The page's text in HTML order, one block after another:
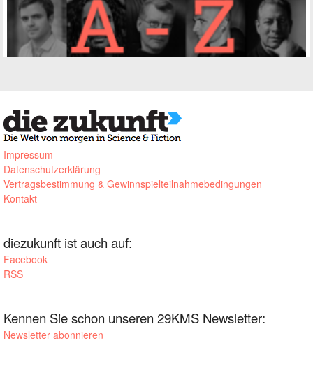
Impressum
Datenschutzerklärung
Vertragsbestimmung & Gewinnspielteilnahmebedingungen
Kontakt
diezukunft ist auch auf:
Facebook
RSS
Kennen Sie schon unseren 29KMS Newsletter:
Newsletter abonnieren